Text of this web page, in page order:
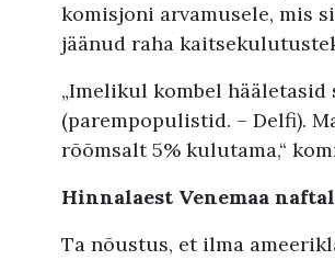
komisjoni arvamusele, mis
jäänud raha
„Imelikul kombel
(parempopulistid. – Delfi).
rõõmsalt 5% kulutama,“
Hinnalaest Venemaa
Ta nõustus, et ilma